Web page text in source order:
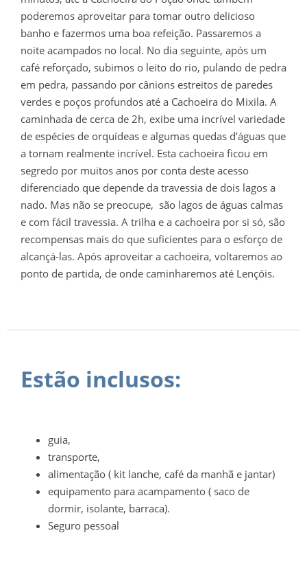
poderemos aproveitar para tomar outro delicioso
banho e fazermos uma boa refeição. Passaremos a
noite acampados no local. No dia seguinte, após um
café reforçado, subimos o leito do rio, pulando de pedra
em pedra, passando por cânions estreitos de paredes
verdes e poços profundos até a Cachoeira do Mixila. A
caminhada de cerca de 2h, exibe uma incrível variedade
de espécies de orquídeas e algumas quedas d’águas que
a tornam realmente incrível. Esta cachoeira ficou em
segredo por muitos anos por conta deste acesso
diferenciado que depende da travessia de dois lagos a
nado. Mas não se preocupe, são lagos de águas calmas
e com fácil travessia. A trilha e a cachoeira por si só, são
recompensas mais do que suficientes para o esforço de
alcançá-las. Após aproveitar a cachoeira, voltaremos ao
ponto de partida, de onde caminharemos até Lençóis.
Estão inclusos:
guia,
transporte,
alimentação ( kit lanche, café da manhã e jantar)
equipamento para acampamento ( saco de
dormir, isolante, barraca).
Seguro pessoal